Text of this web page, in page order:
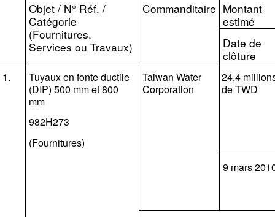
Objet / N° Réf. /
Catégorie
(Fournitures,
Services ou Travaux)
Commanditaire Montant
estimé
Date de
clôture
1.
Tuyaux en fonte ductile
(DIP) 500 mm et800
mm
982H273
(Fournitures)
Taiwan Water
Corporation
24,4
de TWD
9 mars